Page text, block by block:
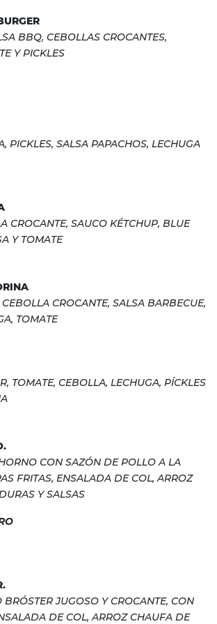
BBQ, CEBOLLAS CROCANTES,
Y PICKLES
PICKLES, SALSA PAPACHOS, LECHUGA
CROCANTE, SAUCO KÉTCHUP, BLUE
Y TOMATE
CROCANTE, SALSA BARBECUE,
TOMATE
TOMATE, CEBOLLA, LECHUGA, PÍCKLES
CON SAZÓN DE POLLO A LA
FRITAS, ENSALADA DE COL, ARROZ
Y SALSAS
JUGOSO Y CROCANTE, CON
DE COL, ARROZ CHAUFA DE